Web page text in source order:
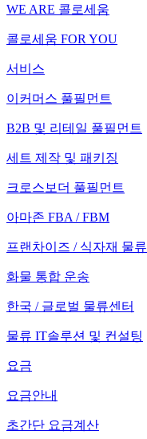
WE ARE 콜로세움
콜로세움 FOR YOU
서비스
이커머스 풀필먼트
B2B 및 리테일 풀필먼트
세트 제작 및 패키징
크로스보더 풀필먼트
아마존 FBA / FBM
프랜차이즈 / 식자재 물류
화물 통합 운송
한국 / 글로벌 물류센터
물류 IT솔루션 및 컨설팅
요금
요금안내
초간단 요금계산